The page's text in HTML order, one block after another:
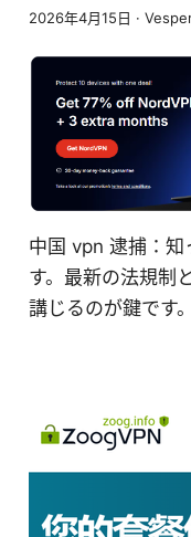
2026年4月15日 ·
中国 vpn 逮捕：知
す。最新の法規制
講じるのが鍵です